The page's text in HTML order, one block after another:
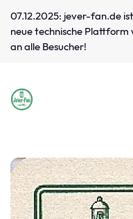
07.12.2025: jever-fan.de
neue technische Plattform
an alle Besucher!